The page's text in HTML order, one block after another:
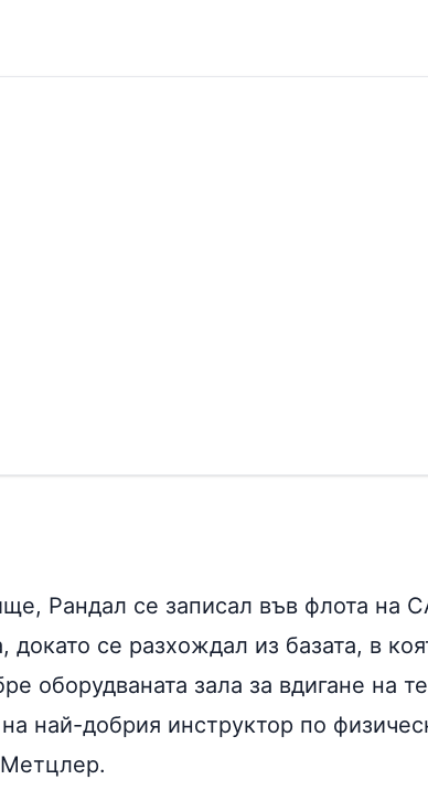
Рандал се записал във флота на
се разхождал из базата, в
оборудваната зала за вдигане на
най-добрия инструктор по